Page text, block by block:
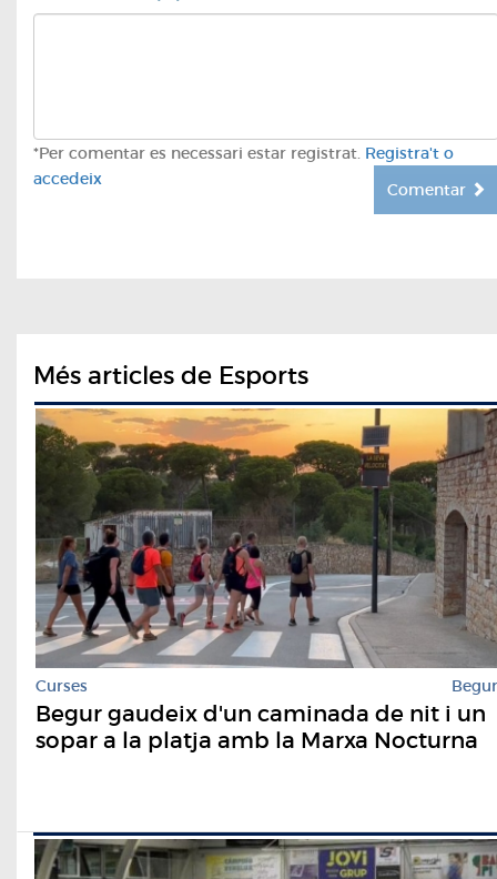
*Per comentar es necessari estar registrat. Registra't o
accedeix
Comentar
Més articles de Esports
Curses Begur
Begur gaudeix d'un caminada de nit i un
sopar a la platja amb la Marxa Nocturna